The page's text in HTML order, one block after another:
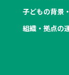
子どもの背景
組織・拠点の